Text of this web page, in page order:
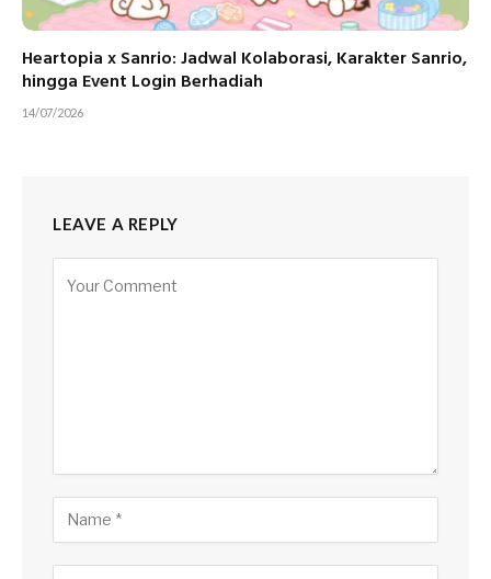
Heartopia x Sanrio: Jadwal Kolaborasi, Karakter Sanrio,
hingga Event Login Berhadiah
14/07/2026
LEAVE A REPLY